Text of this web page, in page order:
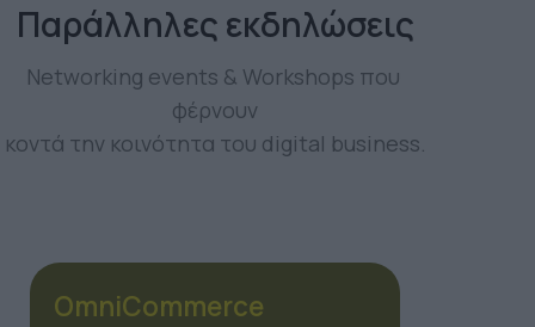
Παράλληλες εκδηλώσεις
Networking events & Workshops που
φέρνουν
κοντά την κοινότητα του digital business.
OmiMarketing